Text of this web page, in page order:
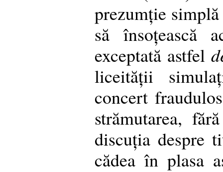
prezumție
să însoțească
exceptată astfel
liceității
concert
strămutarea,
discuția despre
cădea în plasa